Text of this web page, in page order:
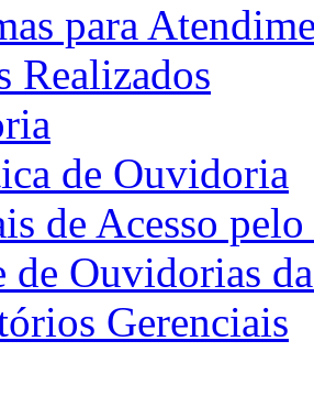
para
Realizados
de Ouvidoria
de Acesso
de Ouvidorias
Gerenciais